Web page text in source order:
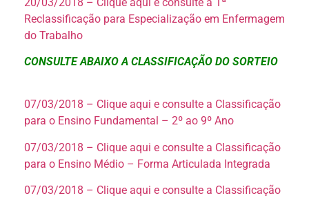
Reclassificação para Especialização em Enfermagem
do Trabalho
CONSULTE ABAIXO A CLASSIFICAÇÃO DO SORTEIO
07/03/2018 – Clique aqui e consulte a Classificação
para o Ensino Fundamental – 2º ao 9º Ano
07/03/2018 – Clique aqui e consulte a Classificação
para o Ensino Médio – Forma Articulada Integrada
07/03/2018 – Clique aqui e consulte a Classificação